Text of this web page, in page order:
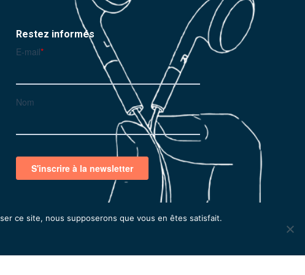
Restez informés
ce site, nous supposerons que vous en êtes satisfait.